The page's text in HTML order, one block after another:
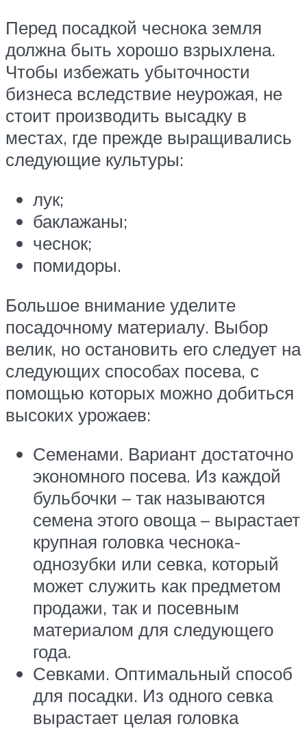
Перед посадкой чеснока земля
должна быть хорошо взрыхлена.
Чтобы избежать убыточности
бизнеса вследствие неурожая, не
стоит производить высадку в
местах, где прежде выращивались
следующие культуры:
лук;
баклажаны;
чеснок;
помидоры.
Большое внимание уделите
посадочному материалу. Выбор
велик, но остановить его следует на
следующих способах посева, с
помощью которых можно добиться
высоких урожаев:
Семенами. Вариант достаточно
экономного посева. Из каждой
бульбочки – так называются
семена этого овоща – вырастает
крупная головка чеснока-
однозубки или севка, который
может служить как предметом
продажи, так и посевным
материалом для следующего
года.
Севками. Оптимальный способ
для посадки. Из одного севка
вырастает целая головка